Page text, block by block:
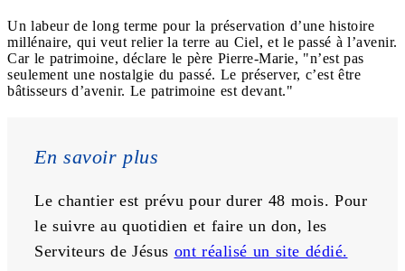
Un labeur de long terme pour la préservation d’une histoire
millénaire, qui veut relier la terre au Ciel, et le passé à l’avenir.
Car le patrimoine, déclare le père Pierre-Marie, "n’est pas
seulement une nostalgie du passé. Le préserver, c’est être
bâtisseurs d’avenir. Le patrimoine est devant."
En savoir plus
Le chantier est prévu pour durer 48 mois. Pour
le suivre au quotidien et faire un don, les
Serviteurs de Jésus ont réalisé un site dédié.